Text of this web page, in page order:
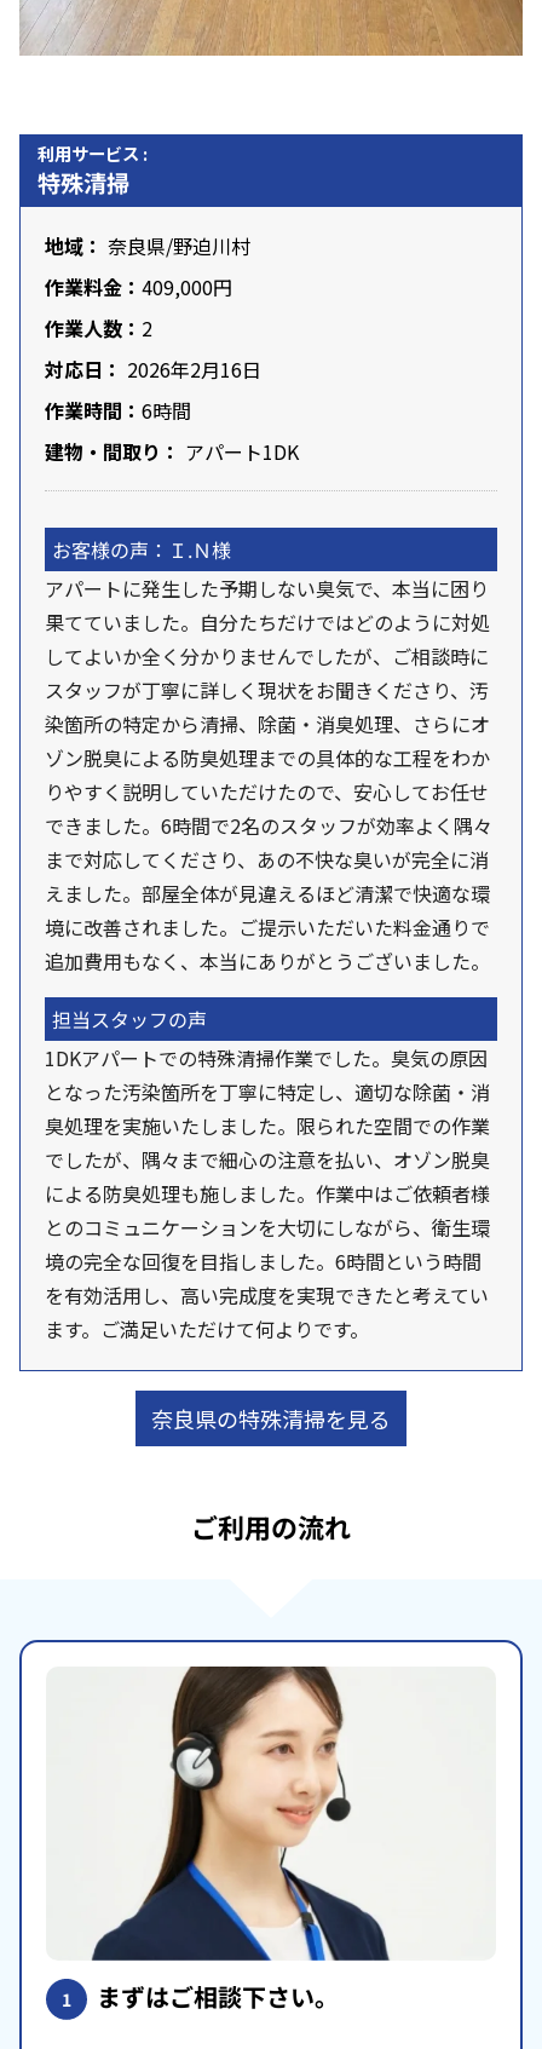
利用サービス :
特殊清掃
地域： 奈良県/野迫川村
作業料金： 409,000円
作業人数： 2
対応日： 2026年2月16日
作業時間： 6時間
建物・間取り： アパート1DK
お客様の声：Ｉ.Ｎ様
アパートに発生した予期しない臭気で、本当に困り
果てていました。自分たちだけではどのように対処
してよいか全く分かりませんでしたが、ご相談時に
スタッフが丁寧に詳しく現状をお聞きくださり、汚
染箇所の特定から清掃、除菌・消臭処理、さらにオ
ゾン脱臭による防臭処理までの具体的な工程をわか
りやすく説明していただけたので、安心してお任せ
できました。6時間で2名のスタッフが効率よく隅々
まで対応してくださり、あの不快な臭いが完全に消
えました。部屋全体が見違えるほど清潔で快適な環
境に改善されました。ご提示いただいた料金通りで
追加費用もなく、本当にありがとうございました。
担当スタッフの声
1DKアパートでの特殊清掃作業でした。臭気の原因
となった汚染箇所を丁寧に特定し、適切な除菌・消
臭処理を実施いたしました。限られた空間での作業
でしたが、隅々まで細心の注意を払い、オゾン脱臭
による防臭処理も施しました。作業中はご依頼者様
とのコミュニケーションを大切にしながら、衛生環
境の完全な回復を目指しました。6時間という時間
を有効活用し、高い完成度を実現できたと考えてい
ます。ご満足いただけて何よりです。
奈良県の特殊清掃を見る
ご利用の流れ
1 まずはご相談下さい。